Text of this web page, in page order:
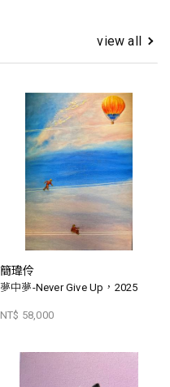
view all
簡瑋伶
夢中夢-Never Give Up，2025
NT$ 58,000